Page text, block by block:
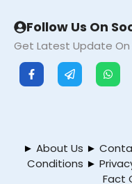
Follow Us On
Get Latest Update On
► About Us ►
Conditions ►
Fact